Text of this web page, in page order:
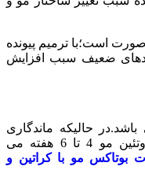
است؛با ترمیم پیونده
ضعیف سبب افزایش
می باشد.در حالیکه ماندگاری
کراتین مو 3 تا 6 ماه و ماندگاری پروتئین مو 4 تا 6 هفته می
بوتاکس مو با کراتین و